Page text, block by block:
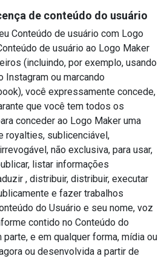
de conteúdo do usuário
Conteúdo de usuário com Logo
de usuário ao Logo Maker
(incluindo, por exemplo, usando
Instagram ou marcando
você expressamente concede,
que você tem todos os
conceder ao Logo Maker uma
royalties, sublicenciável,
não exclusiva, para usar,
listar informações
, distribuir, distribuir, executar
e fazer trabalhos
do Usuário e seu nome, voz
contido no Conteúdo do
parte, e em qualquer forma, mídia ou
ou desenvolvida a partir de